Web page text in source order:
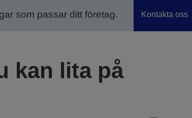
som passar ditt företag. Kontakta oss
kan lita på